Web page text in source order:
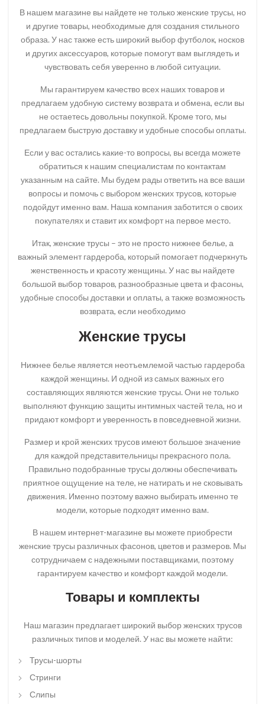
В нашем магазине вы найдете не только женские трусы, но
и другие товары, необходимые для создания стильного
образа. У нас также есть широкий выбор футболок, носков
и других аксессуаров, которые помогут вам выглядеть и
чувствовать себя уверенно в любой ситуации.
Мы гарантируем качество всех наших товаров и
предлагаем удобную систему возврата и обмена, если вы
не остаетесь довольны покупкой. Кроме того, мы
предлагаем быструю доставку и удобные способы оплаты.
Если у вас остались какие-то вопросы, вы всегда можете
обратиться к нашим специалистам по контактам
указанным на сайте. Мы будем рады ответить на все ваши
вопросы и помочь с выбором женских трусов, которые
подойдут именно вам. Наша компания заботится о своих
покупателях и ставит их комфорт на первое место.
Итак, женские трусы – это не просто нижнее белье, а
важный элемент гардероба, который помогает подчеркнуть
женственность и красоту женщины. У нас вы найдете
большой выбор товаров, разнообразные цвета и фасоны,
удобные способы доставки и оплаты, а также возможность
возврата, если необходимо
Женские трусы
Нижнее белье является неотъемлемой частью гардероба
каждой женщины. И одной из самых важных его
составляющих являются женские трусы. Они не только
выполняют функцию защиты интимных частей тела, но и
придают комфорт и уверенность в повседневной жизни.
Размер и крой женских трусов имеют большое значение
для каждой представительницы прекрасного пола.
Правильно подобранные трусы должны обеспечивать
приятное ощущение на теле, не натирать и не сковывать
движения. Именно поэтому важно выбирать именно те
модели, которые подходят именно вам.
В нашем интернет-магазине вы можете приобрести
женские трусы различных фасонов, цветов и размеров. Мы
сотрудничаем с надежными поставщиками, поэтому
гарантируем качество и комфорт каждой модели.
Товары и комплекты
Наш магазин предлагает широкий выбор женских трусов
различных типов и моделей. У нас вы можете найти:
Трусы-шорты
Стринги
Слипы